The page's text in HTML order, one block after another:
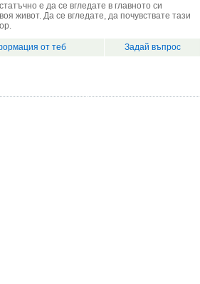
е да се вгледате в главното си
живот. Да се вгледате, да почувствате тази
от теб Задай въпрос